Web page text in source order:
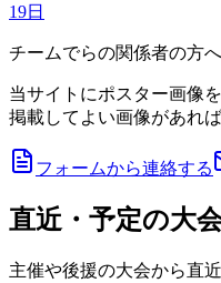
19日
チームでらの関係者の方へ
当サイトにポスター画像
掲載してよい画像があれ
フォームから連絡する
直近・予定の大
主催や後援の大会から直